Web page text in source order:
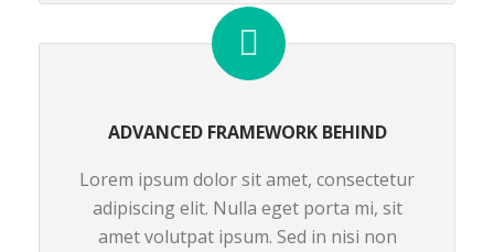
ADVANCED FRAMEWORK BEHIND
Lorem ipsum dolor sit amet, consectetur
adipiscing elit. Nulla eget porta mi, sit
amet volutpat ipsum. Sed in nisi non